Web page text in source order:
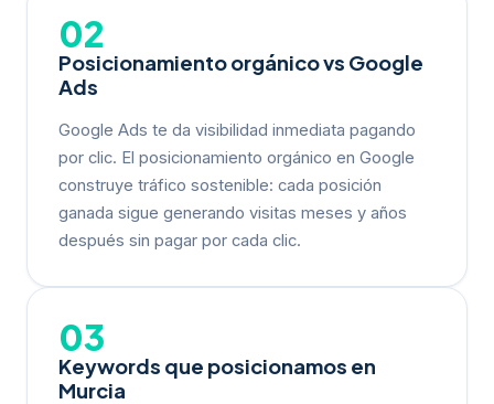
02
Posicionamiento orgánico vs Google
Ads
Google Ads te da visibilidad inmediata pagando
por clic. El posicionamiento orgánico en Google
construye tráfico sostenible: cada posición
ganada sigue generando visitas meses y años
después sin pagar por cada clic.
03
Keywords que posicionamos en
Murcia